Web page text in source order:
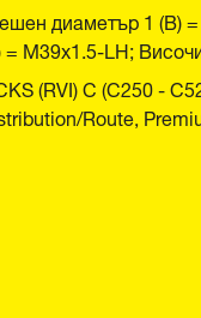
диаметър 1 (B)
M39x1.5-LH;
(RVI) C (C250 -
Route,